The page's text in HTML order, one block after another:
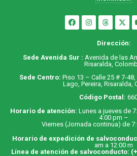
Dirección:
Sede Avenida Sur : Avenida de las
Risaralda,
Sede Centro: Piso 13 – Calle 25 # 7-
Lago, Pereira, Risaralda,
Código Postal:
Horario de atención: Lunes a jueves de
4:00 pm –
Viernes (Jornada continua) de
Horario de expedición de
am a 12:00 m
Línea de atención de salvoconducto: